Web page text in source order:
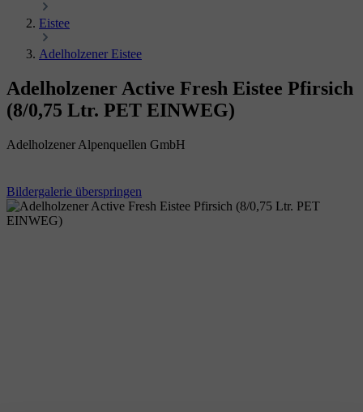
Eistee
Adelholzener Eistee
Adelholzener Active Fresh Eistee Pfirsich
(8/0,75 Ltr. PET EINWEG)
Adelholzener Alpenquellen GmbH
Bildergalerie überspringen